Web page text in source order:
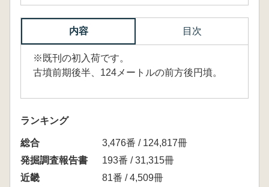
内容 目次
※既刊の初入荷です。
古墳前期後半、124メートルの前方後円墳。
ランキング
総合
3,476番 / 124,817冊
発掘調査報告書
193番 / 31,315冊
近畿
81番 / 4,509冊